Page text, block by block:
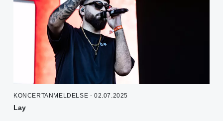
KONCERTANMELDELSE - 02.07.2025
Lay